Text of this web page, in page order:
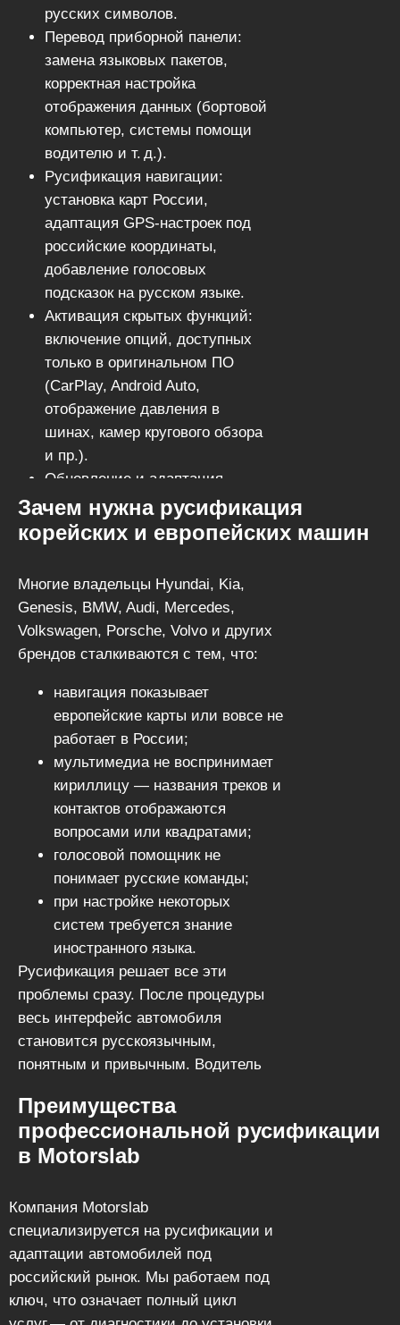
русских символов.
Перевод приборной панели:
замена языковых пакетов,
корректная настройка
отображения данных (бортовой
компьютер, системы помощи
водителю и т. д.).
Русификация навигации:
установка карт России,
адаптация GPS‑настроек под
российские координаты,
добавление голосовых
подсказок на русском языке.
Активация скрытых функций:
включение опций, доступных
только в оригинальном ПО
(CarPlay, Android Auto,
отображение давления в
шинах, камер кругового обзора
и пр.).
Обновление и адаптация
прошивки: настройка под
российские дороги, климат и
локальные сервисы.
эксплуатацию автомобиля
максимально комфортной и
безопасной для водителя.
Зачем нужна русификация
корейских и европейских машин
Многие владельцы Hyundai, Kia,
Genesis, BMW, Audi, Mercedes,
Volkswagen, Porsche, Volvo и других
брендов сталкиваются с тем, что:
навигация показывает
европейские карты или вовсе не
работает в России;
мультимедиа не воспринимает
кириллицу — названия треков и
контактов отображаются
вопросами или квадратами;
голосовой помощник не
понимает русские команды;
при настройке некоторых
систем требуется знание
иностранного языка.
Русификация решает все эти
проблемы сразу. После процедуры
весь интерфейс автомобиля
становится русскоязычным,
понятным и привычным. Водитель
не на переводе надписей.
Преимущества
профессиональной русификации
в Motorslab
Компания Motorslab
специализируется на русификации и
адаптации автомобилей под
российский рынок. Мы работаем под
ключ, что означает полный цикл